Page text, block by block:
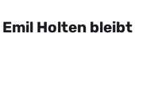
Holten bleibt